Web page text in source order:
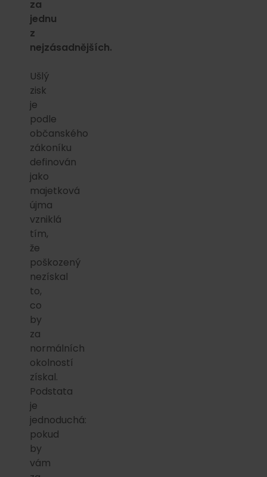
za
jednu
z
nejzásadnějších.
Ušlý
zisk
je
podle
občanského
zákoníku
definován
jako
majetková
újma
vzniklá
tím,
že
poškozený
nezískal
to,
co
by
za
normálních
okolností
získal.
Podstata
je
jednoduchá:
pokud
by
vám